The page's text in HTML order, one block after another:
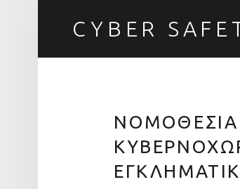
CYBER
ΝΟΜΟΘΕΣΙΑ